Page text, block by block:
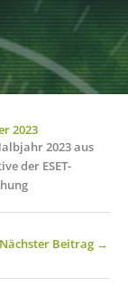
2023
2023 aus
der ESET-
Nächster Beitrag →